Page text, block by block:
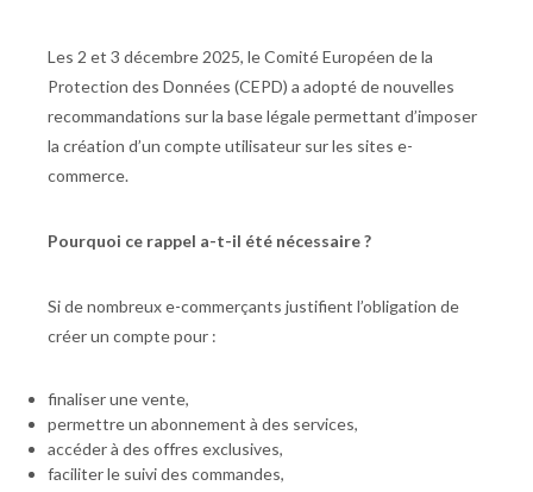
Les 2 et 3 décembre 2025, le Comité Européen de la
Protection des Données (CEPD) a adopté de nouvelles
recommandations sur la base légale permettant d’imposer
la création d’un compte utilisateur sur les sites e-
commerce.
Pourquoi ce rappel a-t-il été nécessaire ?
Si de nombreux e-commerçants justifient l’obligation de
créer un compte pour :
finaliser une vente,
permettre un abonnement à des services,
accéder à des offres exclusives,
faciliter le suivi des commandes,